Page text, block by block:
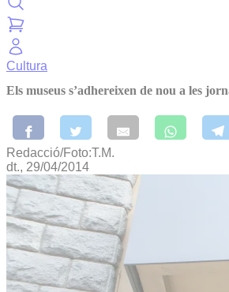
Cultura
Els museus s’adhereixen de nou a les
Redacció/Foto:T.M.
dt., 29/04/2014